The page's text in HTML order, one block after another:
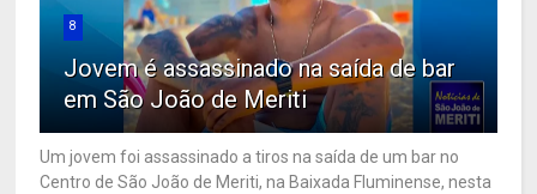
8
Jovem é assassinado na saída de bar
em São João de Meriti
Um jovem foi assassinado a tiros na saída de um bar no
Centro de São João de Meriti, na Baixada Fluminense, nesta